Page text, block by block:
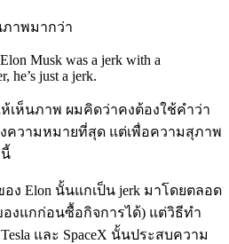
ภาพมากว่า
Musk was a jerk with a
he’s just a jerk.
เห็นภาพ ผมคิดว่าคงต้องใช้คำว่า
งความหมายที่สุด แต่เพื่อความสุภาพ
ง Elon นั้นแกเป็น jerk มาโดยตลอด
งแกก่อนซื้อกิจการได้) แต่วิธีทำ
และ SpaceX นั้นประสบความ